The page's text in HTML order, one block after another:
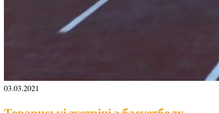
03.03.2021